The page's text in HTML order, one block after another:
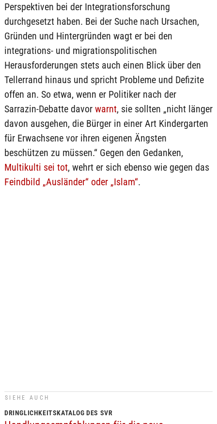
Perspektiven bei der Integrationsforschung
durchgesetzt haben. Bei der Suche nach Ursachen,
Gründen und Hintergründen wagt er bei den
integrations- und migrationspolitischen
Herausforderungen stets auch einen Blick über den
Tellerrand hinaus und spricht Probleme und Defizite
offen an. So etwa, wenn er Politiker nach der
Sarrazin-Debatte davor warnt, sie sollten „nicht länger
davon ausgehen, die Bürger in einer Art Kindergarten
für Erwachsene vor ihren eigenen Ängsten
beschützen zu müssen.“ Gegen den Gedanken,
Multikulti sei tot, wehrt er sich ebenso wie gegen das
Feindbild „Ausländer“ oder „Islam“.
SIEHE AUCH
DRINGLICHKEITSKATALOG DES SVR